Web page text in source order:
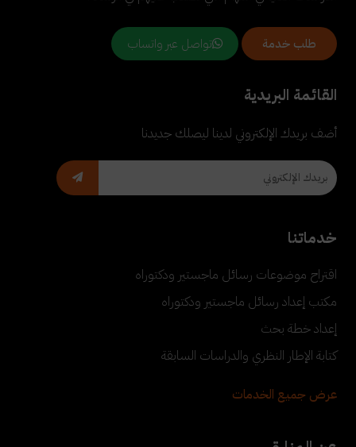
طلب خدمة تواصل عبر واتساب
القائمة البريدية
أضف بريدك الإلكتروني لدينا ليصلك جديدنا
خدماتنا
اقتراح موضوعات رسائل ماجستير ودكتوراه
مكتب إعداد رسائل ماجستير ودكتوراه
إعداد خطة بحث
كتابة الإطار النظري والدراسات السابقة
عرض جميع الخدمات